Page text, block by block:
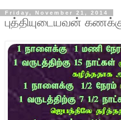
Friday, November 21, 2014
புத்தியுடையவன்